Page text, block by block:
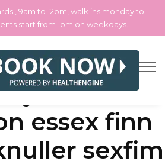
, 9am to 12pm, walk ins monday to
start from 1pm on weekdays.
Categories
Uncategorized
nyheter for
essex finn
sexfim